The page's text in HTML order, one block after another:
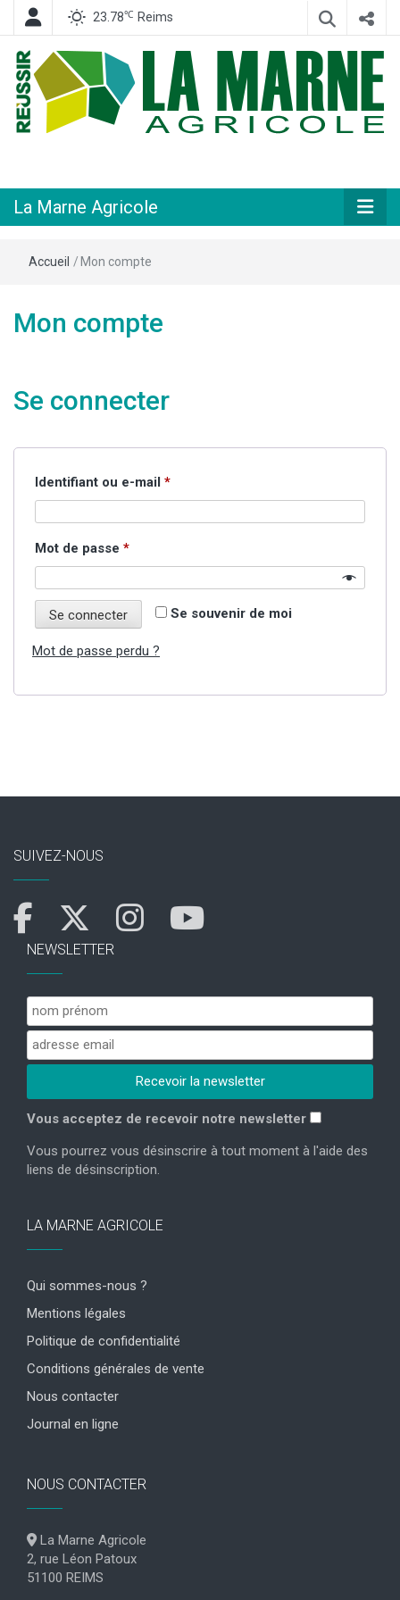
23.78℃ Reims
Agricole
La Marne Agricole
Accueil /Mon compte
Mon compte
Se connecter
Identifiant ou e-mail *Obligatoire
Mot de passe *Obligatoire
Se souvenir de moi
Se connecter
Mot de passe perdu ?
SUIVEZ-NOUS
NEWSLETTER
Vous acceptez de recevoir notre newsletter
Vous pourrez vous désinscrire à tout moment à l'aide des
liens de désinscription.
LA MARNE AGRICOLE
Qui sommes-nous ?
Mentions légales
Politique de confidentialité
Conditions générales de vente
Nous contacter
Journal en ligne
NOUS CONTACTER
La Marne Agricole
2, rue Léon Patoux
51100 REIMS